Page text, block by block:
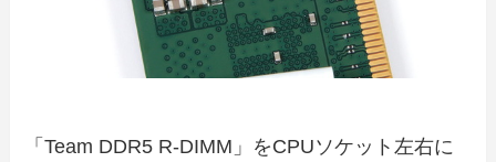
「Team DDR5 R-DIMM」をCPUソケット左右に